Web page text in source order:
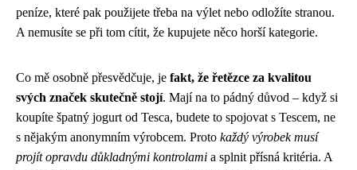
peníze, které pak použijete třeba na výlet nebo odložíte stranou.
A nemusíte se při tom cítit, že kupujete něco horší kategorie.
Co mě osobně přesvědčuje, je fakt, že řetězce za kvalitou
svých značek skutečně stojí. Mají na to pádný důvod – když si
koupíte špatný jogurt od Tesca, budete to spojovat s Tescem, ne
s nějakým anonymním výrobcem. Proto každý výrobek musí
projít opravdu důkladnými kontrolami a splnit přísná kritéria. A